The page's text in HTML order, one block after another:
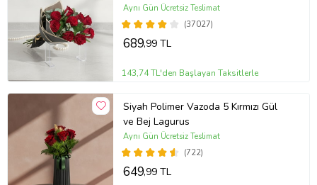
(37027)
Aynı Gün Ücretsiz Teslimat
689,99 TL
143,74 TL'den Başlayan Taksitlerle
Siyah Polimer Vazoda 5 Kırmızı Gül
ve Bej Lagurus
(722)
Aynı Gün Ücretsiz Teslimat
649,99 TL